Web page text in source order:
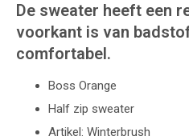
De sweater heeft een
voorkant is van
comfortabel.
Boss Orange
Half zip sweater
Artikel: Winterbrush